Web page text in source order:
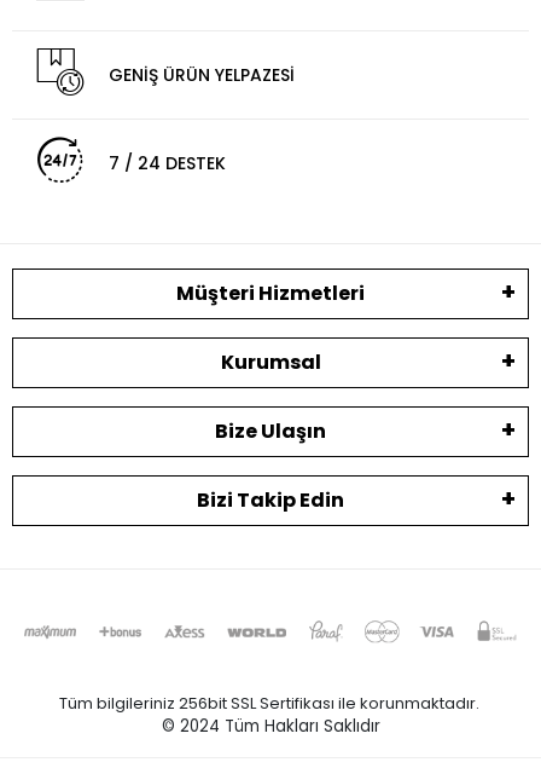
GENİŞ ÜRÜN YELPAZESİ
7 / 24 DESTEK
Müşteri Hizmetleri
Kurumsal
Bize Ulaşın
Bizi Takip Edin
Tüm bilgileriniz 256bit SSL Sertifikası ile korunmaktadır.
© 2024 Tüm Hakları Saklıdır